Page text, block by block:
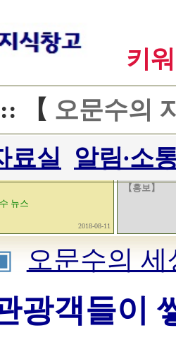
키
:: 【 오문수의
료실 알림∙소
뉴스
2018-08-11
【홍보】
오문수의
광객들이